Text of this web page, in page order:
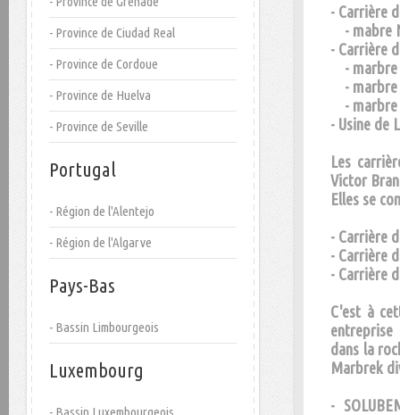
- Province de Ciudad Real
- Province de Cordoue
- Province de Huelva
- Province de Seville
Portugal
- Région de l'Alentejo
- Région de l'Algarve
Pays-Bas
- Bassin Limbourgeois
Luxembourg
- Bassin Luxembourgeois
- Carrière
- mabre
- Carrière
- marbre
- marbre
- marbre
- Usine de
Les
Victor
Elles se
- Carrière
- Carrière
- Carrière
C'est à
dans la
Marbrek
-